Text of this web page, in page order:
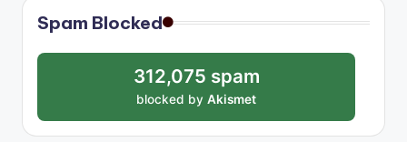
Spam Blocked
312,075 spam
blocked by Akismet